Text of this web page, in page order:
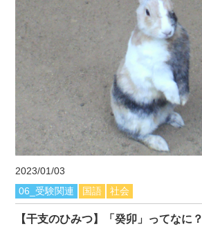
2023/01/03
06_受験関連
国語 社会
【干支のひみつ】「癸卯」ってなに？